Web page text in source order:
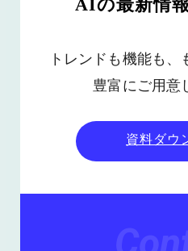
AIの最新情
トレンドも機能も
豊富にご用意
資料ダウ